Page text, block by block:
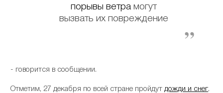
порывы ветра могут
вызвать их повреждение
- говорится в сообщении.
Отметим, 27 декабря по всей стране пройдутдожди и снег.